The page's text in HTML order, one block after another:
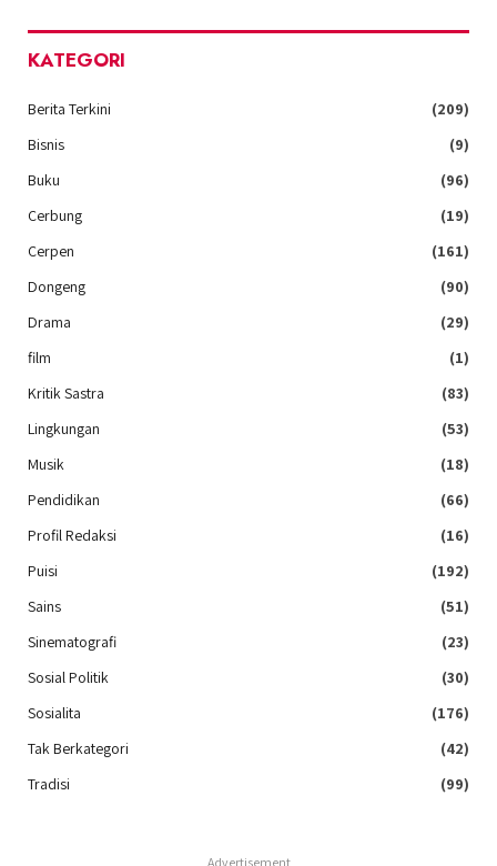
KATEGORI
Berita Terkini
(209)
Bisnis
(9)
Buku
(96)
Cerbung
(19)
Cerpen
(161)
Dongeng
(90)
Drama
(29)
film
(1)
Kritik Sastra
(83)
Lingkungan
(53)
Musik
(18)
Pendidikan
(66)
Profil Redaksi
(16)
Puisi
(192)
Sains
(51)
Sinematografi
(23)
Sosial Politik
(30)
Sosialita
(176)
Tak Berkategori
(42)
Tradisi
(99)
Advertisement